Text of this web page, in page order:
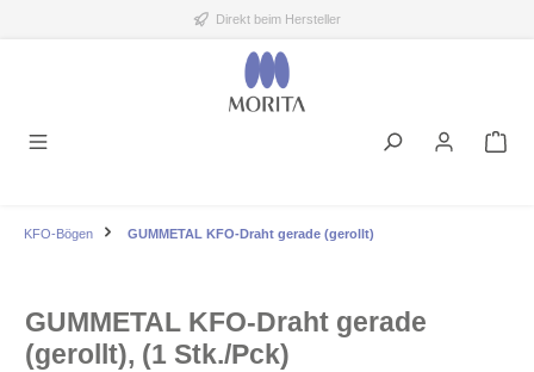
Direkt beim Hersteller
KFO-Bögen GUMMETAL KFO-Draht gerade (gerollt)
GUMMETAL KFO-Draht gerade
(gerollt), (1 Stk./Pck)